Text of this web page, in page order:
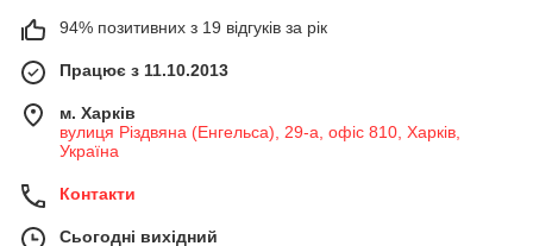
94% позитивних з 19 відгуків за рік
Працює з 11.10.2013
м. Харків
вулиця Різдвяна (Енгельса), 29-а, офіс 810, Харків,
Україна
Контакти
Сьогодні вихідний